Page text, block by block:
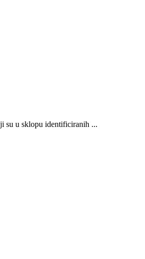
su u sklopu identificiranih ...